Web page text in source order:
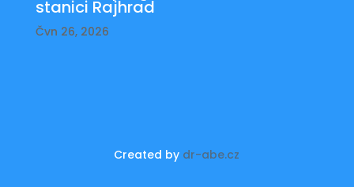
stanici Rajhrad
Čvn 26, 2026
Created by dr-abe.cz